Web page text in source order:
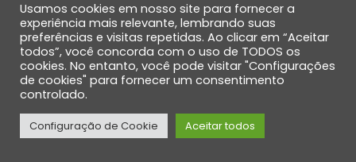
Todos os direitos reservados – 2021
Website produzido por:
Usamos cookies em nosso site para fornecer a
experiência mais relevante, lembrando suas
preferências e visitas repetidas. Ao clicar em “Aceitar
todos”, você concorda com o uso de TODOS os
cookies. No entanto, você pode visitar "Configurações
de cookies" para fornecer um consentimento
controlado.
Configuração de Cookie Aceitar todos